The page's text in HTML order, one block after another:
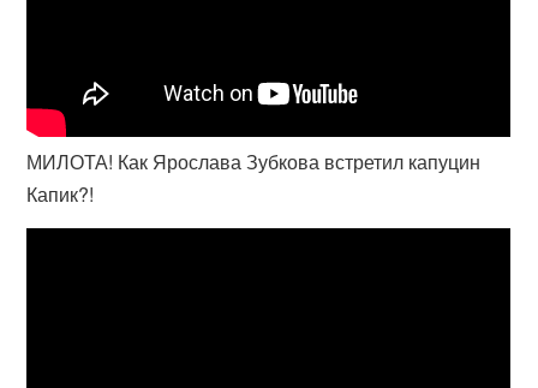
МИЛОТА! Как Ярослава Зубкова встретил капуцин
Капик?!